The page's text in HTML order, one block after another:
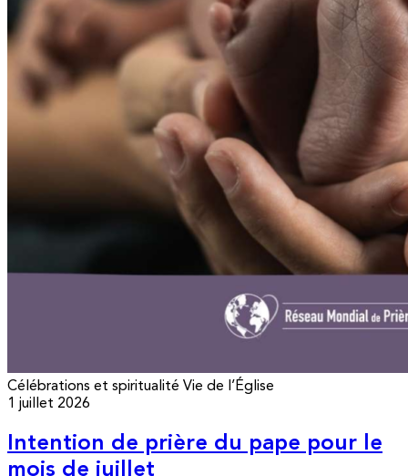
Célébrations et spiritualité Vie de l’Église
1 juillet 2026
Intention de prière du pape pour le
mois de juillet